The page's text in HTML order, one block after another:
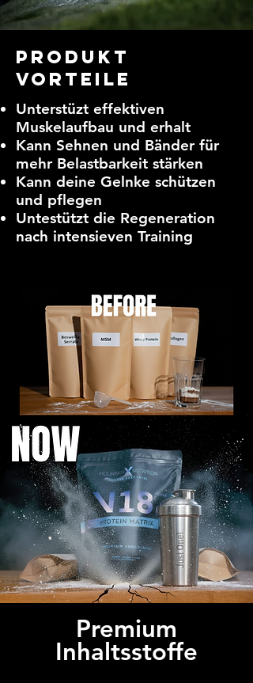
Produkt
vorteile
Unterstüzt effektiven
Muskelaufbau und erhalt
Kann Sehnen und Bänder für
mehr Belastbarkeit stärken
Kann deine Gelnke schützen
und pflegen
Untestützt die Regeneration
nach intensieven Training
Premium
Inhaltsstoffe